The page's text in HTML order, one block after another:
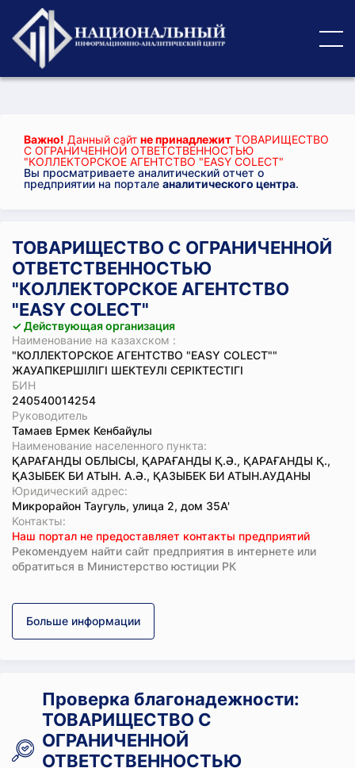
Важно! Данный сайт не принадлежит ТОВАРИЩЕСТВО
С ОГРАНИЧЕННОЙ ОТВЕТСТВЕННОСТЬЮ
"КОЛЛЕКТОРСКОЕ АГЕНТСТВО "EASY COLECT"
Вы просматриваете аналитический отчет о
предприятии на портале аналитического центра.
ТОВАРИЩЕСТВО С ОГРАНИЧЕННОЙ
ОТВЕТСТВЕННОСТЬЮ
"КОЛЛЕКТОРСКОЕ АГЕНТСТВО
"EASY COLECT"
✓ Действующая организация
Наименование на казахском :
"КОЛЛЕКТОРСКОЕ АГЕНТСТВО "EASY COLECT""
ЖАУАПКЕРШІЛІГІ ШЕКТЕУЛІ СЕРІКТЕСТІГІ
БИН
240540014254
Руководитель
Тамаев Ермек Кенбайұлы
Наименование населенного пункта:
ҚАРАҒАНДЫ ОБЛЫСЫ, ҚАРАҒАНДЫ Қ.Ә., ҚАРАҒАНДЫ Қ.,
ҚАЗЫБЕК БИ АТЫН. А.Ә., ҚАЗЫБЕК БИ АТЫН.АУДАНЫ
Юридический адрес:
Микрорайон Таугуль, улица 2, дом 35А'
Koнтaкты:
Наш портал не предоставляет контакты предприятий
Рекомендуем найти сайт предприятия в интернете или
обратиться в Министерство юстиции РК
Больше информации
Проверка благонадежности:
ТОВАРИЩЕСТВО С
ОГРАНИЧЕННОЙ
ОТВЕТСТВЕННОСТЬЮ